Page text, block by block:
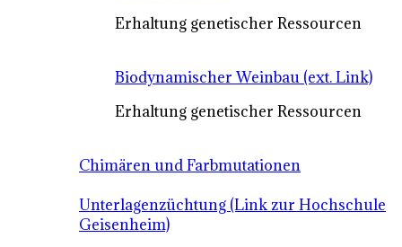
Erhaltung genetischer Ressourcen
Biodynamischer Weinbau (ext. Link)
Erhaltung genetischer Ressourcen
Chimären und Farbmutationen
Unterlagenzüchtung (Link zur Hochschule
Geisenheim)